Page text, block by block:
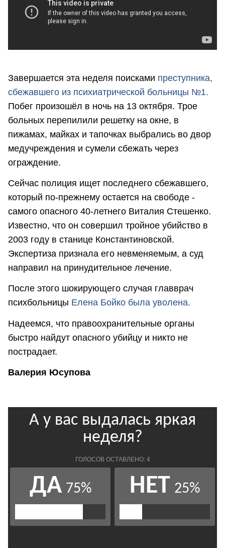
Завершается эта неделя поисками преступника,
сбежавшего из психиатрической больницы №1.
Побег произошёл в ночь на 13 октября. Трое
больных перепилили решетку на окне, в
пижамах, майках и тапочках выбрались во двор
медучреждения и сумели сбежать через
ограждение.
Сейчас полиция ищет последнего сбежавшего,
который по-прежнему остается на свободе -
самого опасного 40-летнего Виталия Стешенко.
Известно, что он совершил тройное убийство в
2003 году в станице Константиновской.
Экспертиза признала его невменяемым, а суд
направил на принудительное лечение.
После этого шокирующего случая главврач
психбольницы Елена Бойко была уволена.
Надеемся, что правоохранительные органы
быстро найдут опасного убийцу и никто не
пострадает.
Валерия Юсупова